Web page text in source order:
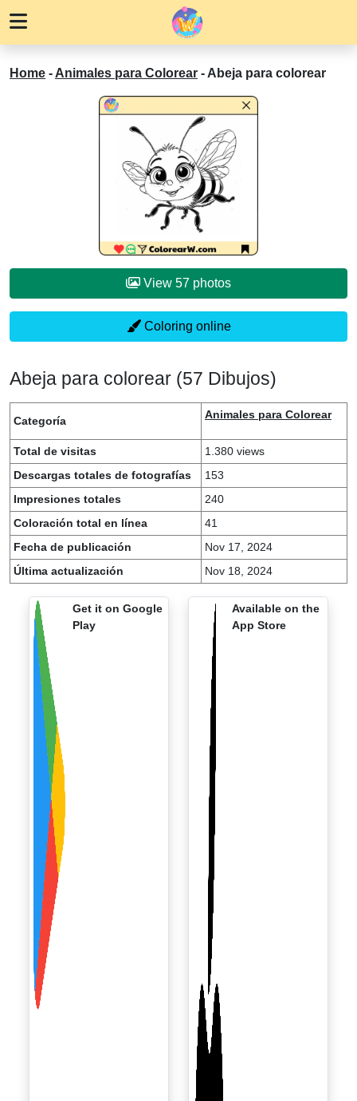
Home - Animales para Colorear - Abeja para colorear
View 57 photos
Coloring online
Abeja para colorear (57 Dibujos)
Categoría Animales para Colorear
Total de visitas
1.380 views
Descargas totales de fotografías
153
Impresiones totales
240
Coloración total en línea
41
Fecha de publicación
Nov 17, 2024
Última actualización
Nov 18, 2024
Get it on Google
Play
Available on the
App Store